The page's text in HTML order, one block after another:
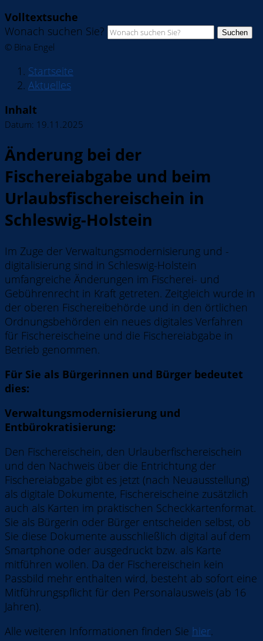
Volltextsuche
Wonach suchen Sie?
Suchen
© Bina Engel
Startseite
Aktuelles
Inhalt
Datum: 19.11.2025
Änderung bei der
Fischereiabgabe und beim
Urlaubsfischereischein in
Schleswig-Holstein
Im Zuge der Verwaltungsmodernisierung und -
digitalisierung sind in Schleswig-Holstein
umfangreiche Änderungen im Fischerei- und
Gebührenrecht in Kraft getreten. Zeitgleich wurde in
der oberen Fischereibehörde und in den örtlichen
Ordnungsbehörden ein neues digitales Verfahren
für Fischereischeine und die Fischereiabgabe in
Betrieb genommen.
Für Sie als Bürgerinnen und Bürger bedeutet
dies:
Verwaltungsmodernisierung und
Entbürokratisierung:
Den Fischereischein, den Urlauberfischereischein
und den Nachweis über die Entrichtung der
Fischereiabgabe gibt es jetzt (nach Neuausstellung)
als digitale Dokumente, Fischereischeine zusätzlich
auch als Karten im praktischen Scheckkartenformat.
Sie als Bürgerin oder Bürger entscheiden selbst, ob
Sie diese Dokumente ausschließlich digital auf dem
Smartphone oder ausgedruckt bzw. als Karte
mitführen wollen. Da der Fischereischein kein
Passbild mehr enthalten wird, besteht ab sofort eine
Mitführungspflicht für den Personalausweis (ab 16
Jahren).
Alle weiteren Informationen finden Sie hier.